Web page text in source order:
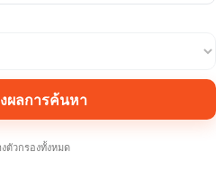
ผลการค้นหา
งตัวกรองทั้งหมด